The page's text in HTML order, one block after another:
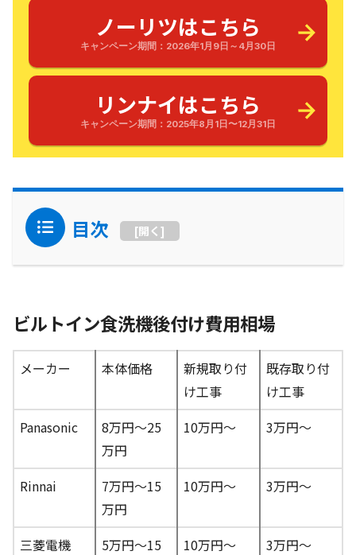
ノーリツはこちら
キャンペーン期間：2026年1月9日～4月30日
リンナイはこちら
キャンペーン期間：2025年8月1日〜12月31日
目次 [開く ]
ビルトイン食洗機後付け費用相場
メーカー 本体価格
新規取り付
け工事
既存取り付
け工事
Panasonic
8万円～25
万円
10万円～ 3万円～
Rinnai
7万円～15
万円
10万円～ 3万円～
三菱電機
5万円～15
10万円～ 3万円～